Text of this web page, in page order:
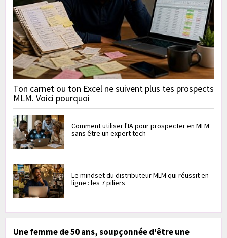
Ton carnet ou ton Excel ne suivent plus tes prospects
MLM. Voici pourquoi
Comment utiliser l'IA pour prospecter en MLM
sans être un expert tech
Le mindset du distributeur MLM qui réussit en
ligne : les 7 piliers
Une femme de 50 ans, soupçonnée d'être une